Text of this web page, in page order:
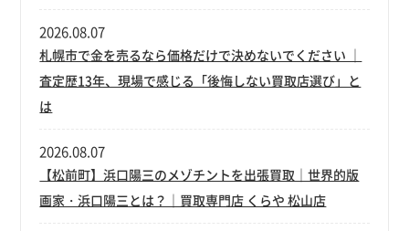
札幌市で金を売るなら価格だけで決めないでください ｜
査定歴13年、現場で感じる「後悔しない買取店選び」と
は
2026.08.07
【松前町】浜口陽三のメゾチントを出張買取｜世界的版
画家・浜口陽三とは？｜買取専門店 くらや 松山店
2026.08.07